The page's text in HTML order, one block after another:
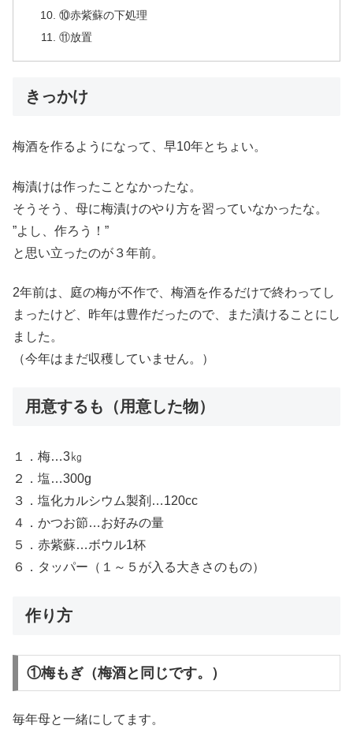
⑩赤紫蘇の下処理
⑪放置
きっかけ
梅酒を作るようになって、早10年とちょい。
梅漬けは作ったことなかったな。
そうそう、母に梅漬けのやり方を習っていなかったな。
”よし、作ろう！”
と思い立ったのが３年前。
2年前は、庭の梅が不作で、梅酒を作るだけで終わってし
まったけど、昨年は豊作だったので、また漬けることにし
ました。
（今年はまだ収穫していません。）
用意するも（用意した物）
１．梅…3㎏
２．塩…300g
３．塩化カルシウム製剤…120cc
４．かつお節…お好みの量
５．赤紫蘇…ボウル1杯
６．タッパー（１～５が入る大きさのもの）
作り方
①梅もぎ（梅酒と同じです。）
毎年母と一緒にしてます。